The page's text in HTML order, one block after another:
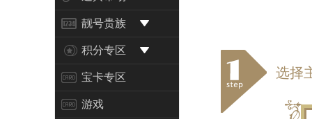
靓号贵族
积分专区
宝卡专区
游戏
选择